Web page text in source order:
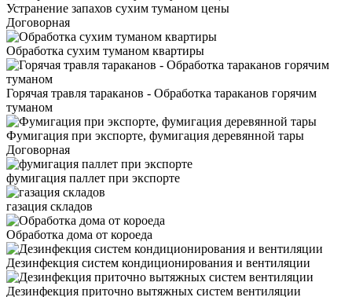
Устранение запахов сухим туманом цены
Договорная
Обработка сухим туманом квартиры
Горячая травля тараканов - Обработка тараканов горячим
туманом
Фумигация при экспорте, фумигация деревянной тары
Договорная
фумигация паллет при экспорте
газация складов
Обработка дома от короеда
Дезинфекция систем кондиционирования и вентиляции
Дезинфекция приточно вытяжных систем вентиляции